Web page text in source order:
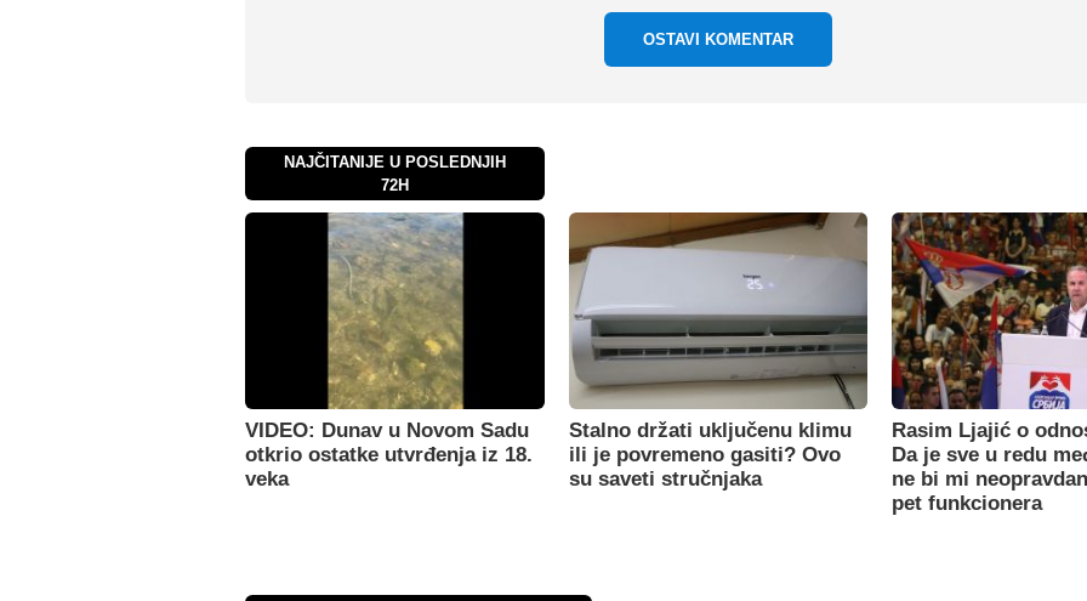
OSTAVI KOMENTAR
NAJČITANIJE U POSLEDNJIH
72H
VIDEO: Dunav u Novom Sadu
otkrio ostatke utvrđenja iz 18.
veka
Stalno držati uključenu klimu
ili je povremeno gasiti? Ovo
su saveti stručnjaka
Rasim Ljajić o
Da je sve u redu
ne bi mi
pet funkcionera